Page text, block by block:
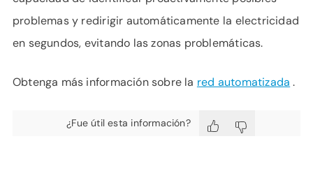
problemas y redirigir automáticamente la electricidad
en segundos, evitando las zonas problemáticas.
Obtenga más información sobre la red automatizada .
¿Fue útil esta información?